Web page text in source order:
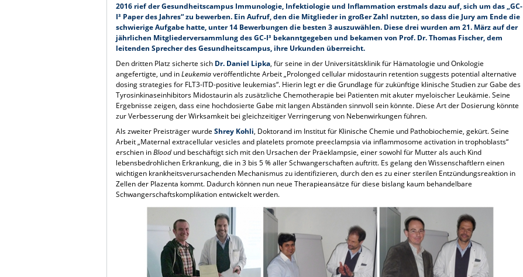
2016 rief der Gesundheitscampus Immunologie, Infektiologie und Inflammation erstmals dazu auf, sich um das „GC-
I³ Paper des Jahres“ zu bewerben. Ein Aufruf, den die Mitglieder in großer Zahl nutzten, so dass die Jury am Ende die
schwierige Aufgabe hatte, unter 14 Bewerbungen die besten 3 auszuwählen. Diese drei wurden am 21. März auf der
jährlichen Mitgliederversammlung des GC-I³ bekanntgegeben und bekamen von Prof. Dr. Thomas Fischer, dem
leitenden Sprecher des Gesundheitscampus, ihre Urkunden überreicht.
Den dritten Platz sicherte sich Dr. Daniel Lipka, für seine in der Universitätsklinik für Hämatologie und Onkologie
angefertigte, und inLeukemiaveröffentlichte Arbeit „Prolonged cellular midostaurin retention suggests potential alternative
dosing strategies for FLT3-ITD-positive leukemias“. Hierin legt er die Grundlage für zukünftige klinische Studien zur Gabe des
Tyrosinkinaseinhibitors Midostaurin als zusätzliche Chemotherapie bei Patienten mit akuter myeloischer Leukämie. Seine
Ergebnisse zeigen, dass eine hochdosierte Gabe mit langen Abständen sinnvoll sein könnte. Diese Art der Dosierung könnte
zur Verbesserung der Wirksamkeit bei gleichzeitiger Verringerung von Nebenwirkungen führen.
Als zweiter Preisträger wurdeShrey Kohli, Doktorand im Institut für Klinische Chemie und Pathobiochemie, gekürt. Seine
Arbeit „Maternal extracellular vesicles and platelets promote preeclampsia via inflammosome activation in trophoblasts“
erschien inBlood und beschäftigt sich mit den Ursachen der Präeklampsie, einer sowohl für Mutter als auch Kind
lebensbedrohlichen Erkrankung, die in 3 bis 5 % aller Schwangerschaften auftritt. Es gelang den Wissenschaftlern einen
wichtigen krankheitsverursachenden Mechanismus zu identifizieren, durch den es zu einer sterilen Entzündungsreaktion in
Zellen der Plazenta kommt. Dadurch können nun neue Therapieansätze für diese bislang kaum behandelbare
Schwangerschaftskomplikation entwickelt werden.